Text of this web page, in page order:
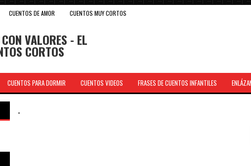
CUENTOS DE AMOR CUENTOS MUY CORTOS
VALORES - EL
CORTOS
CUENTOS PARA DORMIR CUENTOS VIDEOS FRASES DE CUENTOS INFANTILES
.